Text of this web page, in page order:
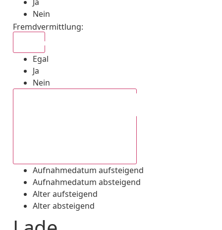
Nein
Fremdvermittlung:
Egal
Ja
Nein
Aufnahmedatum aufsteigend
Aufnahmedatum absteigend
Alter aufsteigend
Alter absteigend